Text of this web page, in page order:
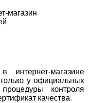
магазин
интернет-магазине
у официальных
контроля
качества.